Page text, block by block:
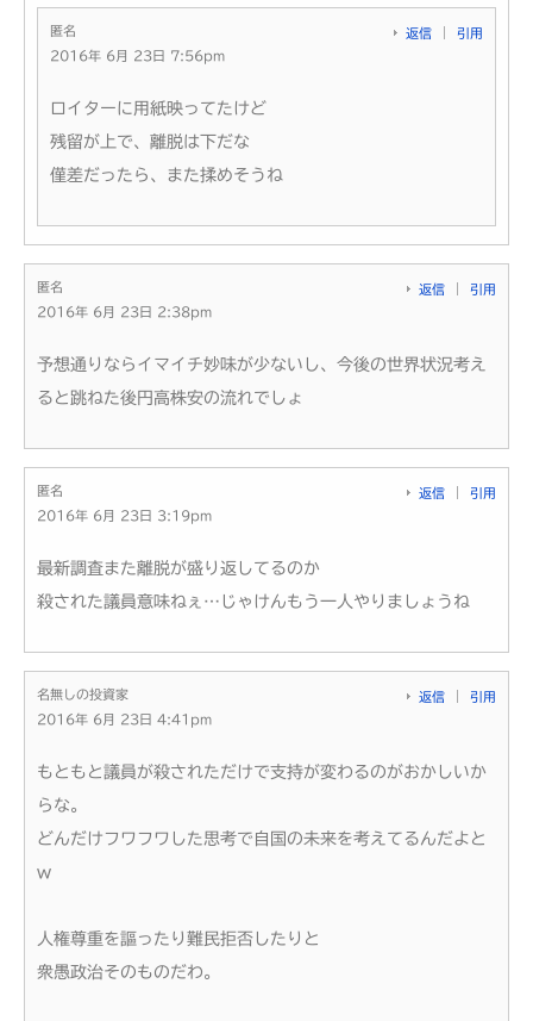
匿名
2016年 6月 23日 7:56pm
返信 引用
ロイターに用紙映ってたけど
残留が上で、離脱は下だな
僅差だったら、また揉めそうね
匿名
2016年 6月 23日 2:38pm
返信 引用
予想通りならイマイチ妙味が少ないし、今後の世界状況考え
ると跳ねた後円高株安の流れでしょ
匿名
2016年 6月 23日 3:19pm
返信 引用
最新調査また離脱が盛り返してるのか
殺された議員意味ねぇ…じゃけんもう一人やりましょうね
名無しの投資家
2016年 6月 23日 4:41pm
返信 引用
もともと議員が殺されただけで支持が変わるのがおかしいか
らな。
どんだけフワフワした思考で自国の未来を考えてるんだよと
w
人権尊重を謳ったり難民拒否したりと
衆愚政治そのものだわ。